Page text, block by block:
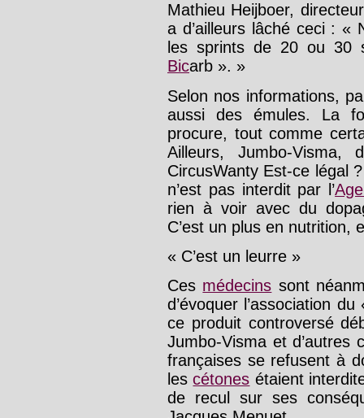
Mathieu Heijboer,
a d’ailleurs lâché ceci :
les sprints de 20 ou 30
Bicarb ». »
Selon nos informations,
aussi des émules. La
procure, tout comme
Ailleurs, Jumbo-Visma,
CircusWanty Est-ce légal
n’est pas interdit par l’
rien à voir avec du
C’est un plus en nutrition,
« C’est un leurre »
Ces médecins sont
d’évoquer l’association
ce produit controversé
Jumbo-Visma et d’autres
françaises se refusent à
lescétones étaient
de recul sur ses